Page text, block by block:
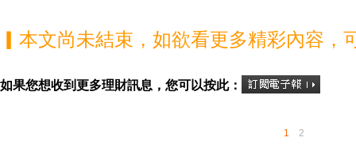
▎本文尚未結束，如欲看更多精彩內容，
如果您想收到更多理財訊息，您可以按此：
1 2